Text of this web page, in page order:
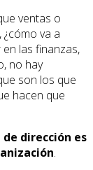
ventas o
va a
las finanzas,
no hay
son los que
hacen que
de dirección es
.